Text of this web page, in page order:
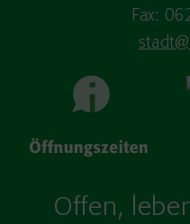
Fax:
Offen,